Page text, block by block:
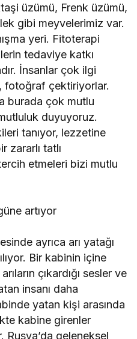
üzümü, Frenk üzümü,
gibi meyvelerimiz var.
yeri. Fitoterapi
tedaviye katkı
İnsanlar çok ilgi
fotoğraf çektiriyorlar.
burada çok mutlu
duyuyoruz.
tanıyor, lezzetine
zararlı tatlı
etmeleri bizi mutlu
artıyor
ayrıca arı yatağı
Bir kabinin içine
çıkardığı sesler ve
insanı daha
yatan kişi arasında
kabine girenler
Rusya’da geleneksel